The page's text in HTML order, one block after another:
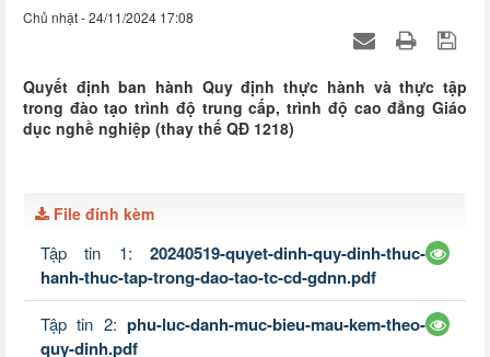
Chủ nhật - 24/11/2024 17:08
Quyết định ban hành Quy định thực hành và thực tập
trong đào tạo trình độ trung cấp, trình độ cao đẳng Giáo
dục nghề nghiệp (thay thế QĐ 1218)
File đính kèm
Tập tin 1: 20240519-quyet-dinh-quy-dinh-thuc-
hanh-thuc-tap-trong-dao-tao-tc-cd-gdnn.pdf
Tập tin 2: phu-luc-danh-muc-bieu-mau-kem-theo-
quy-dinh.pdf